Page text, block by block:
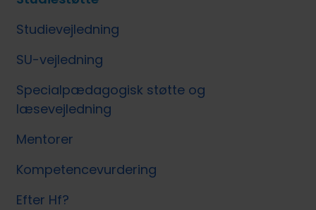
Studievejledning
SU-vejledning
Specialpædagogisk støtte og
læsevejledning
Mentorer
Kompetencevurdering
Efter Hf?